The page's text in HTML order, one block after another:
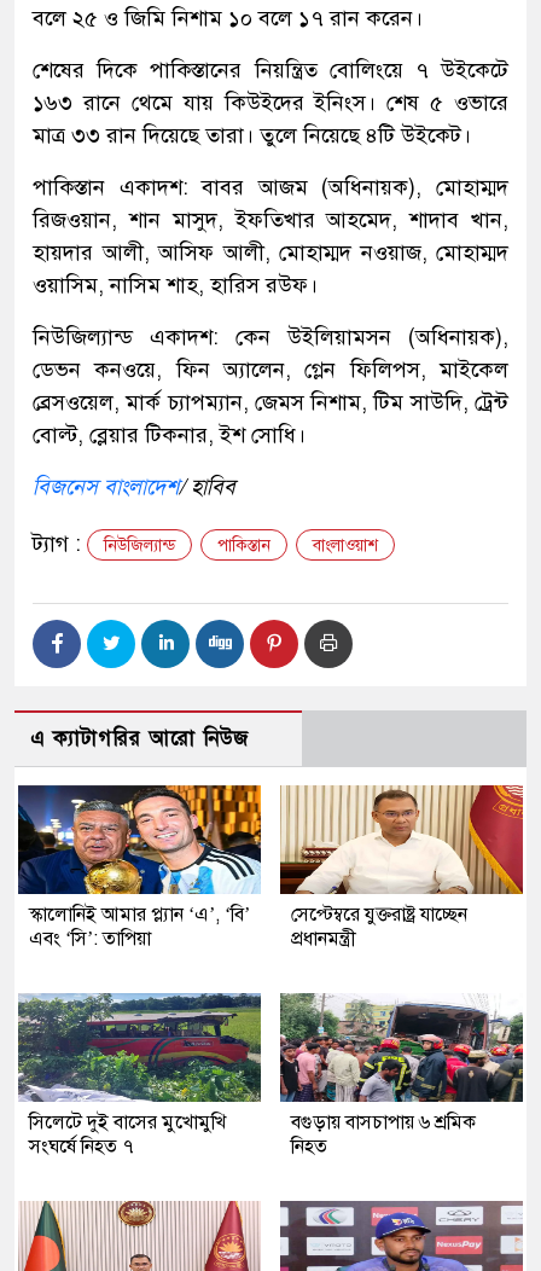
বলে ২৫ ও জিমি নিশাম ১০ বলে ১৭ রান করেন।
শেষের দিকে পাকিস্তানের নিয়ন্ত্রিত বোলিংয়ে ৭ উইকেটে
১৬৩ রানে থেমে যায় কিউইদের ইনিংস। শেষ ৫ ওভারে
মাত্র ৩৩ রান দিয়েছে তারা। তুলে নিয়েছে ৪টি উইকেট।
পাকিস্তান একাদশ: বাবর আজম (অধিনায়ক), মোহাম্মদ
রিজওয়ান, শান মাসুদ, ইফতিখার আহমেদ, শাদাব খান,
হায়দার আলী, আসিফ আলী, মোহাম্মদ নওয়াজ, মোহাম্মদ
ওয়াসিম, নাসিম শাহ, হারিস রউফ।
নিউজিল্যান্ড একাদশ: কেন উইলিয়ামসন (অধিনায়ক),
ডেভন কনওয়ে, ফিন অ্যালেন, গ্লেন ফিলিপস, মাইকেল
ব্রেসওয়েল, মার্ক চ্যাপম্যান, জেমস নিশাম, টিম সাউদি, ট্রেন্ট
বোল্ট, ব্লেয়ার টিকনার, ইশ সোধি।
বিজনেস বাংলাদেশ/ হাবিব
ট্যাগ : নিউজিল্যান্ড পাকিস্তান বাংলাওয়াশ
এ ক্যাটাগরির আরো নিউজ
স্কালোনিই আমার প্ল্যান ‘এ’, ‘বি’
এবং ‘সি’: তাপিয়া
সেপ্টেম্বরে যুক্তরাষ্ট্র যাচ্ছেন
প্রধানমন্ত্রী
সিলেটে দুই বাসের মুখোমুখি
সংঘর্ষে নিহত ৭
বগুড়ায় বাসচাপায় ৬ শ্রমিক
নিহত